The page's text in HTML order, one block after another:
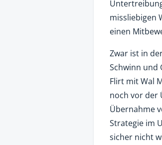
missliebigen
einen
Zwar ist in
Schwinn und
Flirt mit Wal
noch vor der
Übernahme
Strategie im
sicher nicht